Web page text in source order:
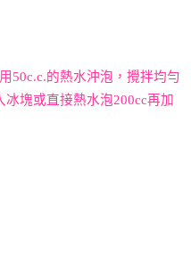
50c.c.的熱水沖泡，攪拌均勻
冰塊或直接熱水泡200cc再加